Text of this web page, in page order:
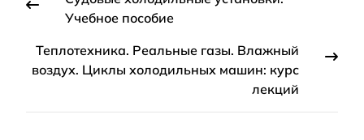
Учебное пособие
Теплотехника. Реальные газы. Влажный
воздух. Циклы холодильных машин: курс
лекций